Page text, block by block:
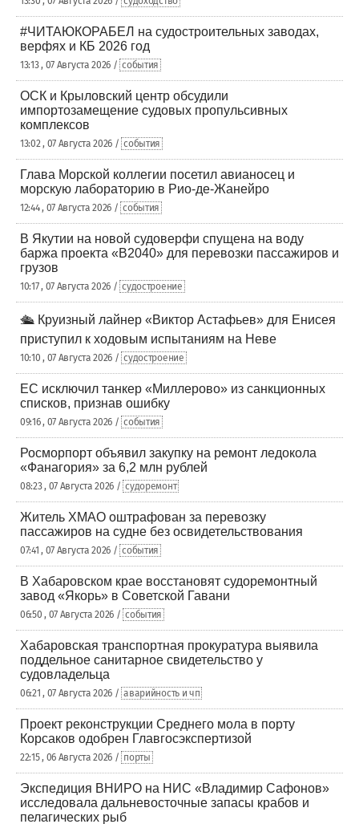
#ЧИТАЮКОРАБЕЛ на судостроительных заводах,
верфях и КБ 2026 год
13:13 , 07 Августа 2026 / события
ОСК и Крыловский центр обсудили
импортозамещение судовых пропульсивных
комплексов
13:02 , 07 Августа 2026 / события
Глава Морской коллегии посетил авианосец и
морскую лабораторию в Рио-де-Жанейро
12:44 , 07 Августа 2026 / события
В Якутии на новой судоверфи спущена на воду
баржа проекта «В2040» для перевозки пассажиров и
грузов
10:17 , 07 Августа 2026 / судостроение
🛳️ Круизный лайнер «Виктор Астафьев» для Енисея
приступил к ходовым испытаниям на Неве
10:10 , 07 Августа 2026 / судостроение
ЕС исключил танкер «Миллерово» из санкционных
списков, признав ошибку
09:16 , 07 Августа 2026 / события
Росморпорт объявил закупку на ремонт ледокола
«Фанагория» за 6,2 млн рублей
08:23 , 07 Августа 2026 / судоремонт
Житель ХМАО оштрафован за перевозку
пассажиров на судне без освидетельствования
07:41 , 07 Августа 2026 / события
В Хабаровском крае восстановят судоремонтный
завод «Якорь» в Советской Гавани
06:50 , 07 Августа 2026 / события
Хабаровская транспортная прокуратура выявила
поддельное санитарное свидетельство у
судовладельца
06:21 , 07 Августа 2026 / аварийность и чп
Проект реконструкции Среднего мола в порту
Корсаков одобрен Главгосэкспертизой
22:15 , 06 Августа 2026 / порты
Экспедиция ВНИРО на НИС «Владимир Сафонов»
исследовала дальневосточные запасы крабов и
пелагических рыб